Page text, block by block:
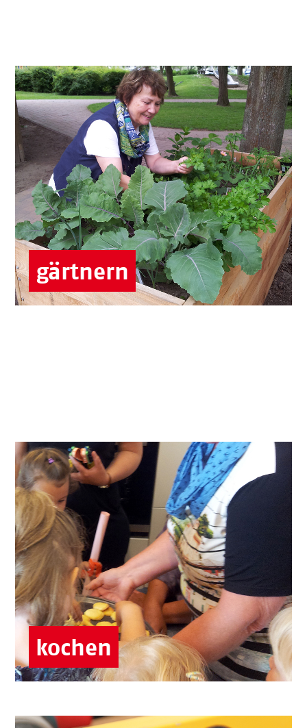
gärtnern
Haben Sie einen grünen Daumen?
Die Hochbeete und die Gärten in vielen
unserer Einrichtungen brauchen Ihre
liebevolle Zuwendung bei der
Pflanzenpflege, der Ernte oder für
Gestaltung.
Kitas & Hort
Senior:innen-Zentren
kochen
Ist Ihre Leidenschaft, Mahlzeiten genussvoll
auf den Tisch zu bringen?
Oder liegt Ihnen das Backen mehr? In den
Treffs für Senior:innen können viele Ideen
umgesetzt werden.
Senior:innen-Treffs
Börgerhus